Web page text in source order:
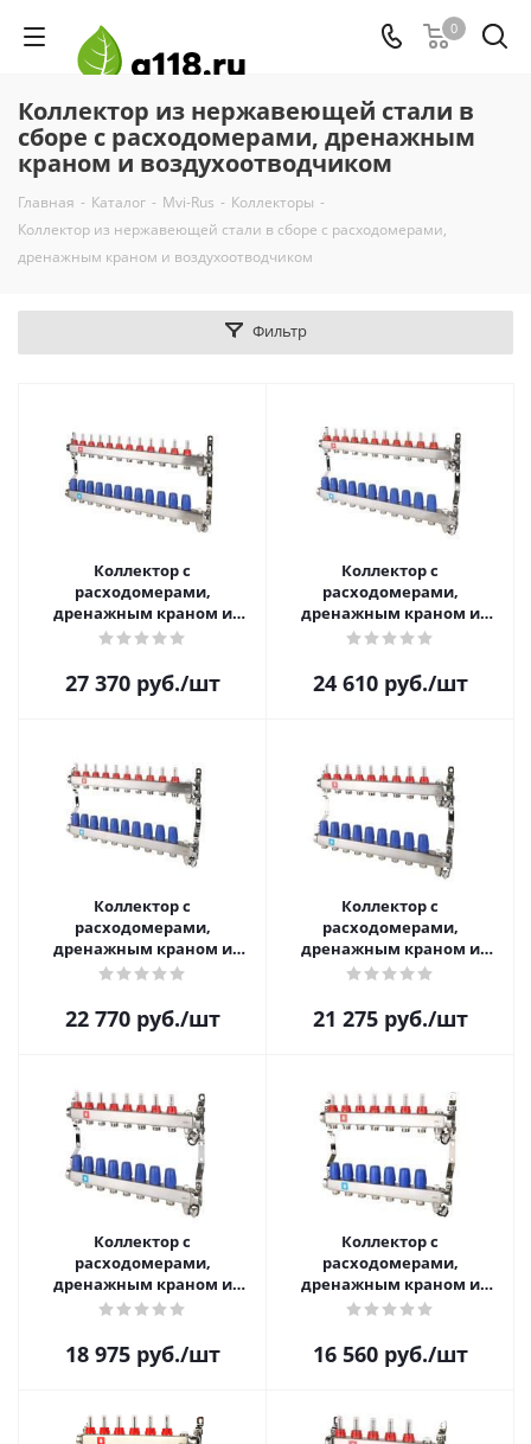
0
Коллектор из нержавеющей стали в
сборе с расходомерами, дренажным
краном и воздухоотводчиком
Главная - Каталог - Mvi-Rus - Коллекторы -
Коллектор из нержавеющей стали в сборе с расходомерами,
дренажным краном и воздухоотводчиком
Фильтр
Коллектор с
расходомерами,
дренажным краном и
краном Маевского. 12 вых.
27 370руб./шт
Коллектор с
расходомерами,
дренажным краном и
краном Маевского. 11 вых.
24 610руб./шт
Коллектор с
расходомерами,
дренажным краном и
краном Маевского. 10 вых.
22 770руб./шт
Коллектор с
расходомерами,
дренажным краном и
краном Маевского, 9 вых.
21 275руб./шт
Коллектор с
расходомерами,
дренажным краном и
краном Маевского, 8 вых.
18 975руб./шт
Коллектор с
расходомерами,
дренажным краном и
краном Маевского, 7 вых.
16 560руб./шт